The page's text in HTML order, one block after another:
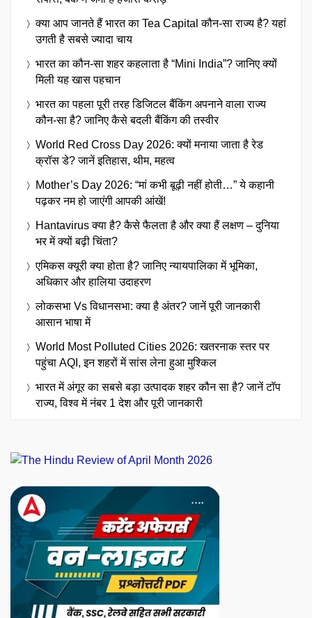
क्या आप जानते हैं भारत का Tea Capital कौन-सा राज्य है? यहां
उगती है सबसे ज्यादा चाय
भारत का कौन-सा शहर कहलाता है “Mini India”? जानिए क्यों
मिली यह खास पहचान
भारत का पहला पूरी तरह डिजिटल बैंकिंग अपनाने वाला राज्य
कौन-सा है? जानिए कैसे बदली बैंकिंग की तस्वीर
World Red Cross Day 2026: क्यों मनाया जाता है रेड
क्रॉस डे? जानें इतिहास, थीम, महत्व
Mother’s Day 2026: “मां कभी बूढ़ी नहीं होती…” ये कहानी
पढ़कर नम हो जाएंगी आपकी आंखें!
Hantavirus क्या है? कैसे फैलता है और क्या हैं लक्षण – दुनिया
भर में क्यों बढ़ी चिंता?
एमिकस क्यूरी क्या होता है? जानिए न्यायपालिका में भूमिका,
अधिकार और हालिया उदाहरण
लोकसभा Vs विधानसभा: क्या है अंतर? जानें पूरी जानकारी
आसान भाषा में
World Most Polluted Cities 2026: खतरनाक स्तर पर
पहुंचा AQI, इन शहरों में सांस लेना हुआ मुश्किल
भारत में अंगूर का सबसे बड़ा उत्पादक शहर कौन सा है? जानें टॉप
राज्य, विश्व में नंबर 1 देश और पूरी जानकारी